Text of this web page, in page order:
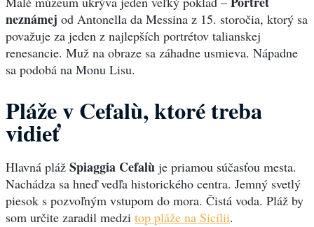
neznámej od Antonella da Messina z 15. storočia, ktorý sa
považuje za jeden z najlepších portrétov talianskej
renesancie. Muž na obraze sa záhadne usmieva. Nápadne
sa podobá na Monu Lisu.
Pláže v Cefalù, ktorétreba
vidieť
Hlavná pláž Spiaggia Cefalù je priamou súčasťou mesta.
Nachádza sa hneď vedľa historického centra. Jemný svetlý
piesok s pozvoľným vstupom do mora. Čistá voda. Pláž by
som určite zaradil medzi top pláže na Sicílii.